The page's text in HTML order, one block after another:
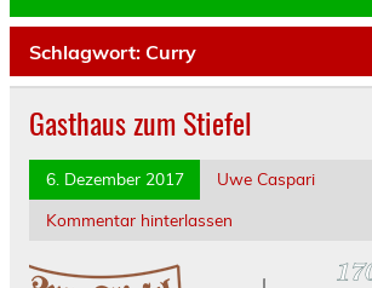
Schlagwort: Curry
Gasthaus zum Stiefel
6. Dezember 2017
Uwe Caspari
Kommentar hinterlassen